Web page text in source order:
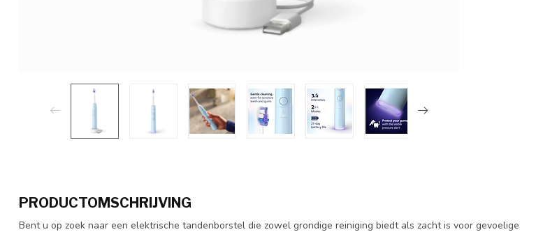
PRODUCTOMSCHRIJVING
Bent u op zoek naar een elektrische tandenborstel die zowel grondige reiniging biedt als zacht is voor gevoelige